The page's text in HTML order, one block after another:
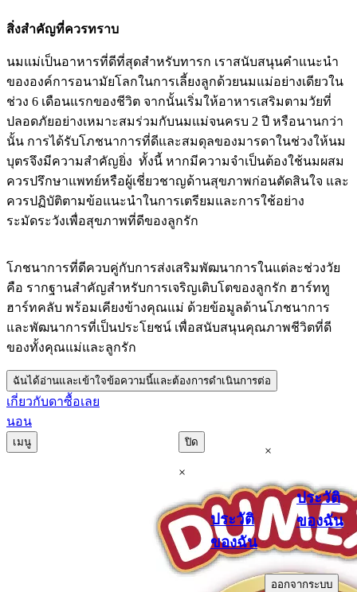
สิ่งสำคัญที่ควรทราบ
นมแม่เป็นอาหารที่ดีที่สุดสำหรับทารก เราสนับสนุนคำแนะนำ
ขององค์การอนามัยโลกในการเลี้ยงลูกด้วยนมแม่อย่างเดียวใน
ช่วง 6 เดือนแรกของชีวิต จากนั้นเริ่มให้อาหารเสริมตามวัยที่
ปลอดภัยอย่างเหมาะสมร่วมกับนมแม่จนครบ 2 ปี หรือนานกว่า
นั้น การได้รับโภชนาการที่ดีและสมดุลของมารดาในช่วงให้นม
บุตรจึงมีความสำคัญยิ่ง ทั้งนี้ หากมีความจำเป็นต้องใช้นมผสม
ควรปรึกษาแพทย์หรือผู้เชี่ยวชาญด้านสุขภาพก่อนตัดสินใจ และ
ควรปฏิบัติตามข้อแนะนำในการเตรียมและการใช้อย่าง
ระมัดระวังเพื่อสุขภาพที่ดีของลูกรัก
โภชนาการที่ดีควบคู่กับการส่งเสริมพัฒนาการในแต่ละช่วงวัย
คือ รากฐานสำคัญสำหรับการเจริญเติบโตของลูกรัก ฮาร์ททู
ฮาร์ทคลับ พร้อมเคียงข้างคุณแม่ ด้วยข้อมูลด้านโภชนาการ
และพัฒนาการที่เป็นประโยชน์ เพื่อสนับสนุนคุณภาพชีวิตที่ดี
ของทั้งคุณแม่และลูกรัก
ฉันได้อ่านและเข้าใจข้อความนี้และต้องการดำเนินการต่อ
เกี่ยวกับดา
นอน
ซื้อเลย
เมนู ปิด
×
ประวัติ
ของฉัน
.
×
ประวัติ
ของฉัน
.
ออกจากระบบ